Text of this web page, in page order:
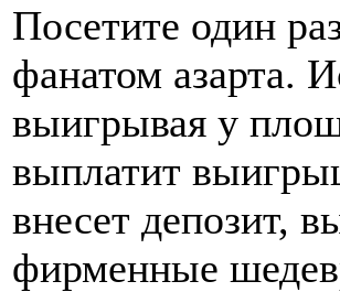
Посетите один
фанатом азарта.
выигрывая у
выплатит
внесет депозит,
фирменные